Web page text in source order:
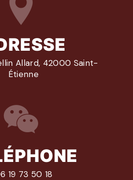
Étienne
06 19 73 50 18